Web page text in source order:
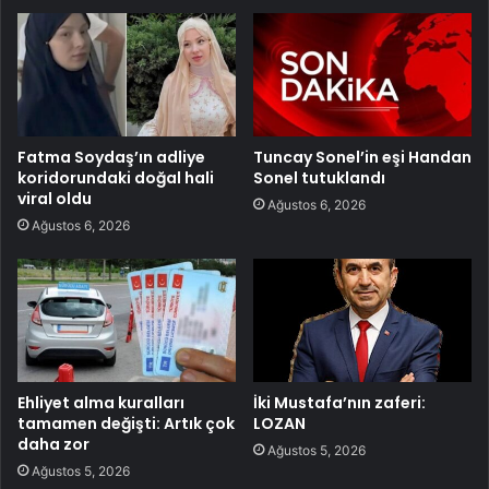
Fatma Soydaş’ın adliye
koridorundaki doğal hali
viral oldu
Ağustos 6, 2026
Tuncay Sonel’in eşi Handan
Sonel tutuklandı
Ağustos 6, 2026
Ehliyet alma kuralları
tamamen değişti: Artık çok
daha zor
Ağustos 5, 2026
İki Mustafa’nın zaferi:
LOZAN
Ağustos 5, 2026